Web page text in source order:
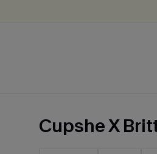
Cupshe X